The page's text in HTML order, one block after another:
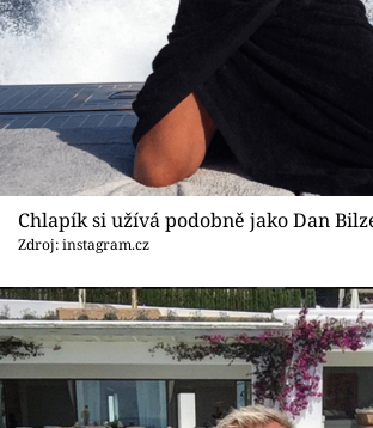
Sledujte prima+
Přihlášení
Sledujte nás
Chlapík si užívá podobně jako Dan
Zdroj: instagram.cz